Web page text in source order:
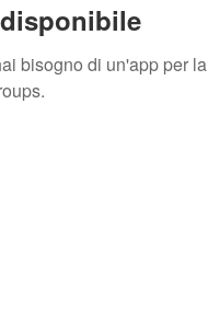
bisogno di un'app per la